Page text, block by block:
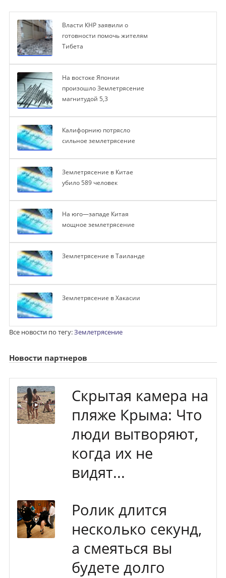
Власти КНР заявили о
готовности помочь жителям
Тибета
На востоке Японии
произошло Землетрясение
магнитудой 5,3
Калифорнию потрясло
сильное землетрясение
Землетрясение в Китае
убило 589 человек
На юго—западе Китая
мощное землетрясение
Землетрясение в Таиланде
Землетрясение в Хакасии
Все новости по тегу:Землетрясение
Новости партнеров
Скрытая камера на
пляже Крыма: Что
люди вытворяют,
когда их не
видят...
Ролик длится
несколько секунд,
а смеяться вы
будете долго